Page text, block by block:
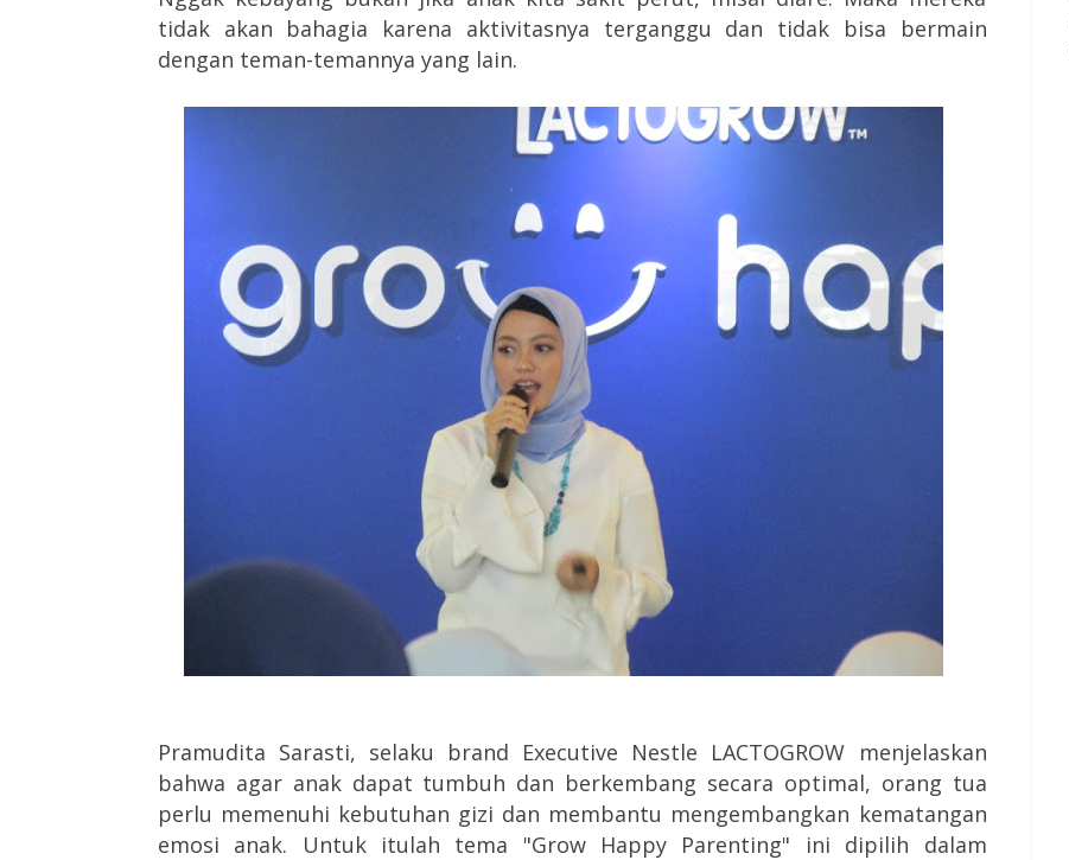
tidak akan bahagia karena aktivitasnya terganggu dan tidak bisa bermain
dengan teman-temannya yang lain.
Pramudita Sarasti, selaku brand Executive Nestle LACTOGROW menjelaskan
bahwa agar anak dapat tumbuh dan berkembang secara optimal, orang tua
perlu memenuhi kebutuhan gizi dan membantu mengembangkan kematangan
emosi anak. Untuk itulah tema "Grow Happy Parenting" ini dipilih dalam